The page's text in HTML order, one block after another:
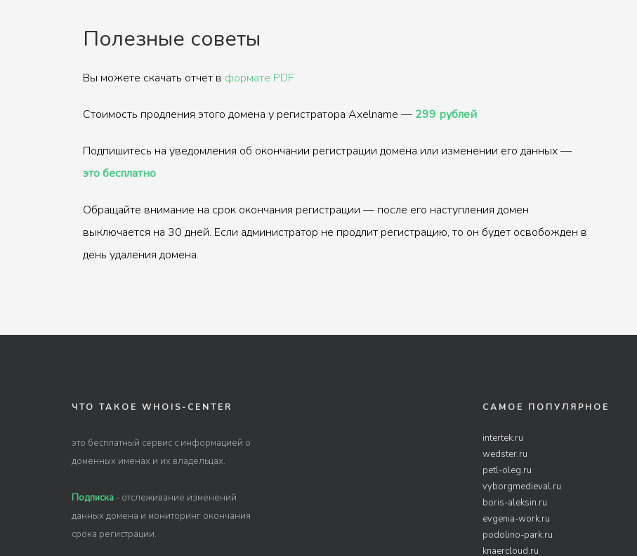
Полезные советы
Вы можете скачать отчет в формате PDF
Стоимость продления этого домена у регистратора Axelname — 299 рублей
Подпишитесь на уведомления об окончании регистрации домена или изменении его данных —
это бесплатно
Обращайте внимание на срок окончания регистрации — после его наступления домен
выключается на 30 дней. Если администратор не продлит регистрацию, то он будет освобожден в
день удаления домена.
ЧТО ТАКОЕ WHOIS-CENTER
это бесплатный сервис с информацией о
доменных именах и их владельцах.
Подписка - отслеживание изменений
данных домена и мониторинг окончания
срока регистрации.
САМОЕ ПОПУЛЯРНОЕ
intertek.ru
wedster.ru
petl-oleg.ru
vyborgmedieval.ru
boris-aleksin.ru
evgenia-work.ru
podolino-park.ru
knaercloud.ru